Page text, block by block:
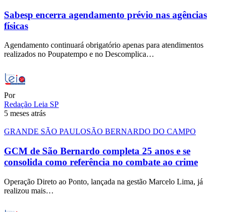
Sabesp encerra agendamento prévio nas agências
físicas
Agendamento continuará obrigatório apenas para atendimentos
realizados no Poupatempo e no Descomplica…
Por
Redação Leia SP
5 meses atrás
GRANDE SÃO PAULOSÃO BERNARDO DO CAMPO
GCM de São Bernardo completa 25 anos e se
consolida como referência no combate ao crime
Operação Direto ao Ponto, lançada na gestão Marcelo Lima, já
realizou mais…